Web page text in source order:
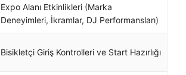
Expo Alanı Etkinlikleri (Marka
Deneyimleri, İkramlar, DJ Performansları)
Bisikletçi Giriş Kontrolleri ve Start Hazırlığı